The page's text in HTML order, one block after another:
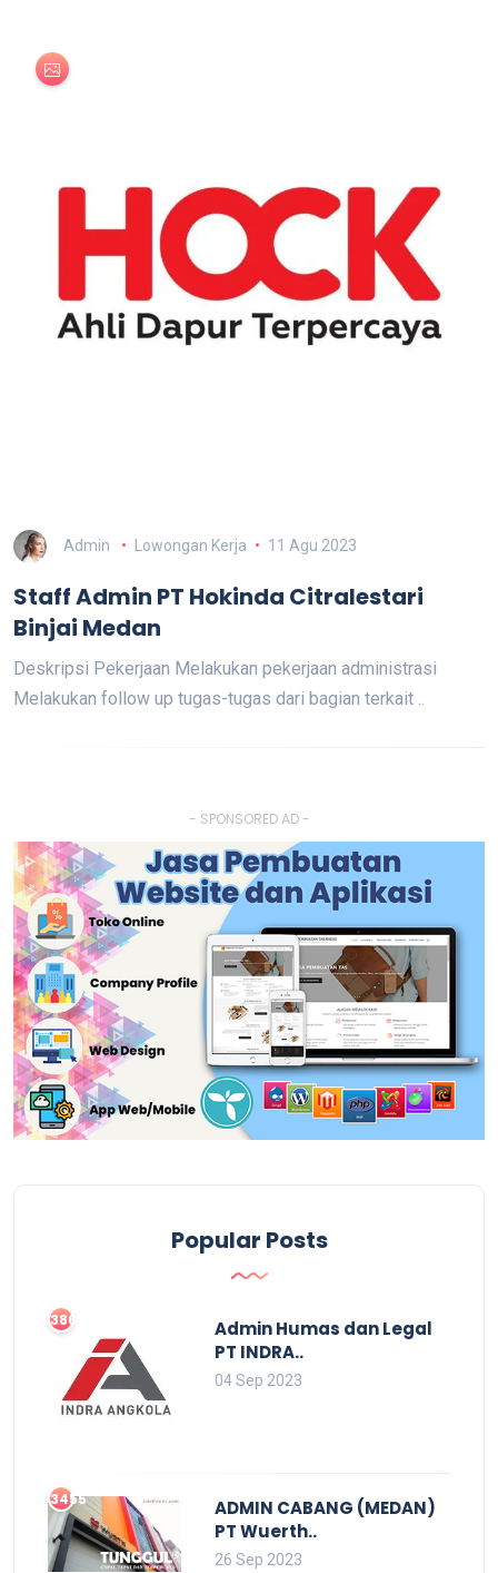
Admin Lowongan Kerja 11 Agu 2023
Staff Admin PT Hokinda Citralestari
Binjai Medan
Deskripsi Pekerjaan Melakukan pekerjaan administrasi
Melakukan follow up tugas-tugas dari bagian terkait ..
- SPONSORED AD -
Popular Posts
3862
Admin Humas dan Legal
PT INDRA..
04 Sep 2023
3455
ADMIN CABANG (MEDAN)
PT Wuerth..
26 Sep 2023